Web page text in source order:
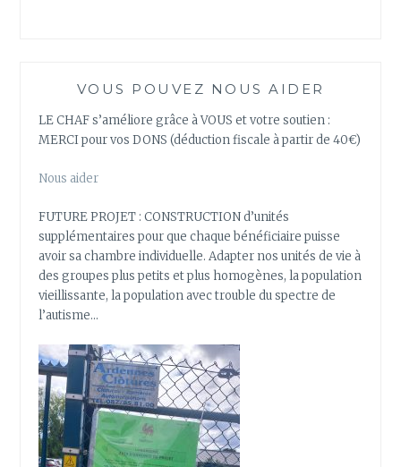
VOUS POUVEZ NOUS AIDER
LE CHAF s’améliore grâce à VOUS et votre soutien :
MERCI pour vos DONS (déduction fiscale à partir de 40€)
Nous aider
FUTURE PROJET : CONSTRUCTION d’unités
supplémentaires pour que chaque bénéficiaire puisse
avoir sa chambre individuelle. Adapter nos unités de vie à
des groupes plus petits et plus homogènes, la population
vieillissante, la population avec trouble du spectre de
l’autisme…